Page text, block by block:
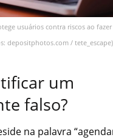
usuários contra riscos ao
depositphotos.com / tete_escape)
um
falso?
na palavra